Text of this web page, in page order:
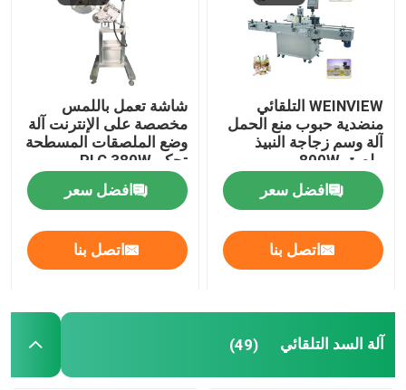
معلومات عنا
جولة في المعمل
مراقبة الجودة
اطلب اقتباس
WEINVIEW التلقائي
منضدية حبوب منع الحمل
آلة وسم زجاجة النبيذ
ملصق 800W
افضل سعر
اتصل بنا
شاشة تعمل باللمس
مخصصة على الإنترنت آلة
وضع الملصقات المسطحة
تحكم PLC 380W
افضل سعر
اتصل بنا
آلة السد التلقائي (49)